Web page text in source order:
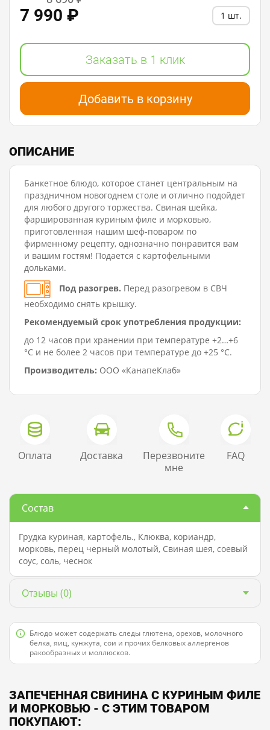
1 шт.
7 990 ₽
Заказать в 1 клик
Добавить в корзину
ОПИСАНИЕ
Банкетное блюдо, которое станет центральным на
праздничном новогоднем столе и отлично подойдет
для любого другого торжества. Свиная шейка,
фаршированная куриным филе и морковью,
приготовленная нашим шеф-поваром по
фирменному рецепту, однозначно понравится вам
и вашим гостям! Подается с картофельными
дольками.
Под разогрев. Перед разогревом в СВЧ
необходимо снять крышку.
Рекомендуемый срок употребления продукции:
до 12 часов при хранении при температуре +2…+6
°C и не более 2 часов при температуре до +25 °C.
Производитель: ООО «КанапеКлаб»
Состав
Грудка куриная, картофель., Клюква, кориандр,
морковь, перец черный молотый, Свиная шея, соевый
соус, соль, чеснок
Отзывы (0)
Оплата Доставка
Перезвоните
мне
FAQ
Блюдо может содержать следы глютена, орехов, молочного
белка, яиц, кунжута, сои и прочих белковых аллергенов
ракообразных и моллюсков.
ЗАПЕЧЕННАЯ СВИНИНА С КУРИНЫМ ФИЛЕ
И МОРКОВЬЮ - С ЭТИМ ТОВАРОМ
ПОКУПАЮТ: